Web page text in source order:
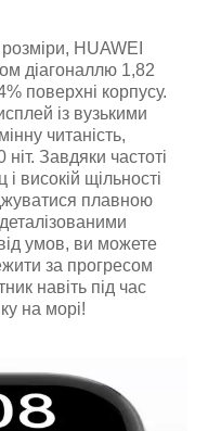
HUAWEI
діагоналлю 1,82
поверхні корпусу.
із вузькими
читаність,
Завдяки частоті
високій щільності
плавною
умов, ви можете
за прогресом
навіть під час
на морі!